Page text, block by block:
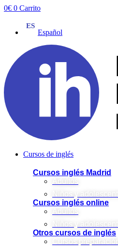
Ir
contenido
0€ 0 Carrito
Español
Cursos de inglés
Cursos inglés Madrid
Adultos
Niños y
Cursos inglés online
Adultos
Niños y
Otros cursos de inglés
Cursos